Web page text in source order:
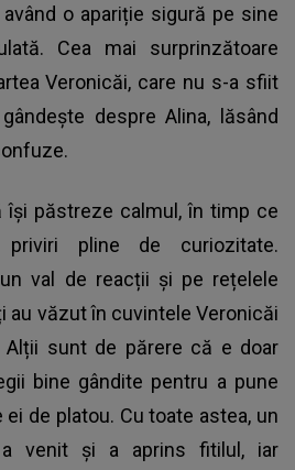
o apariție sigură pe sine
Cea mai surprinzătoare
Veronicăi, care nu s-a sfiit
despre Alina, lăsând
își păstreze calmul, în timp ce
pline de curiozitate.
val de reacții și pe rețelele
au văzut în cuvintele Veronicăi
Alții sunt de părere că e doar
bine gândite pentru a pune
de platou. Cu toate astea, un
venit și a aprins fitilul, iar